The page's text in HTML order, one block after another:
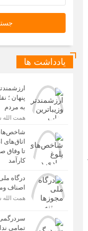
یادداشت ها
پنهان ؛
به مردم
همت الله
شاخص‌های
اتاق‌های
تا وفاق
کارآمد
درگاه
اصناف
همت الله
تمامی